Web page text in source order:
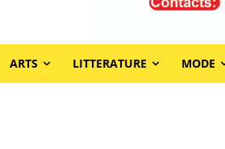
ARTS LITTERATURE MODE